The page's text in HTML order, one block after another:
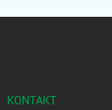
KONTAKT